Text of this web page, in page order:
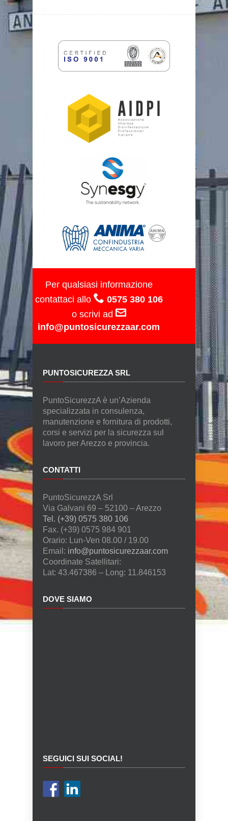
Per qualsiasi informazione
contattaci allo
0575 380 106
o scrivi ad
info@puntosicurezzaar.com
PUNTOSICUREZZA SRL
PuntoSicurezzA è un’Azienda
specializzata in consulenza,
manutenzione e fornitura di prodotti,
corsi e servizi per la sicurezza sul
lavoro per Arezzo e provincia.
CONTATTI
PuntoSicurezzA Srl
Via Galvani 69 – 52100 – Arezzo
Tel. (+39) 0575 380 106
Fax. (+39) 0575 984 901
Orario: Lun-Ven 08.00 / 19.00
Email: info@puntosicurezzaar.com
Coordinate Satellitari:
Lat: 43.467386 – Long: 11.846153
DOVE SIAMO
SEGUICI SUI SOCIAL!